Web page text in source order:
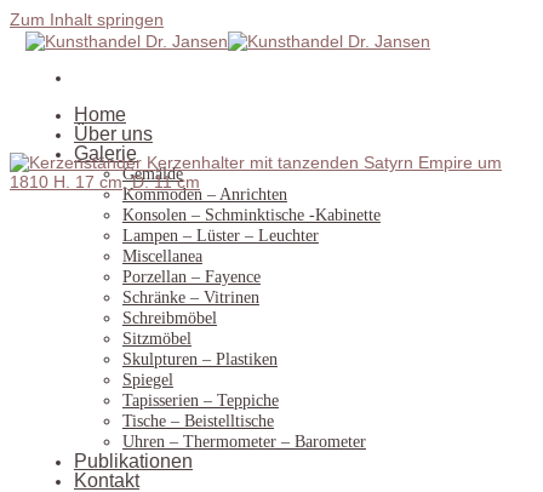
Zum Inhalt springen
Home
Über uns
Galerie
Gemälde
Kommoden – Anrichten
Konsolen – Schminktische -Kabinette
Lampen – Lüster – Leuchter
Miscellanea
Porzellan – Fayence
Schränke – Vitrinen
Schreibmöbel
Sitzmöbel
Skulpturen – Plastiken
Spiegel
Tapisserien – Teppiche
Tische – Beistelltische
Uhren – Thermometer – Barometer
Publikationen
Kontakt